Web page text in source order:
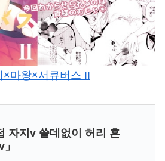
×마왕×서큐버스 II
자지v 쓸데없이 허리 흔